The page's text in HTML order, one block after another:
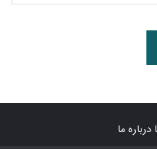
درباره ما